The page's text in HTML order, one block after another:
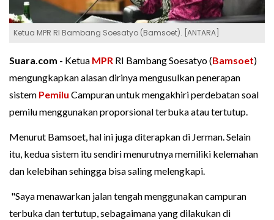
Ketua MPR RI Bambang Soesatyo (Bamsoet). [ANTARA]
Suara.com - Ketua MPR RI Bambang Soesatyo (Bamsoet)
mengungkapkan alasan dirinya mengusulkan penerapan
sistem Pemilu Campuran untuk mengakhiri perdebatan soal
pemilu menggunakan proporsional terbuka atau tertutup.
Menurut Bamsoet, hal ini juga diterapkan di Jerman. Selain
itu, kedua sistem itu sendiri menurutnya memiliki kelemahan
dan kelebihan sehingga bisa saling melengkapi.
"Saya menawarkan jalan tengah menggunakan campuran
terbuka dan tertutup, sebagaimana yang dilakukan di